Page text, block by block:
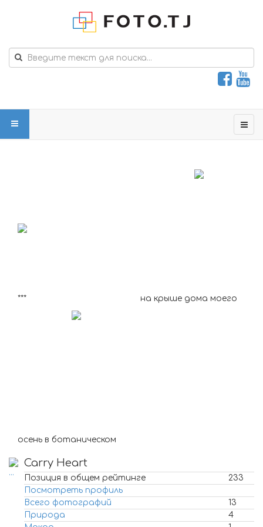
*** на крыше дома моего
осень в ботаническом
Carry Heart
Позиция в общем рейтинге
233
Посмотреть профиль
Всего фотографий
13
Природа
4